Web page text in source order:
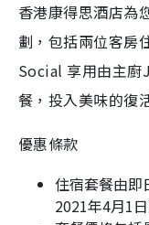
香港康得思酒店為
劃，包括兩位客房
Social 享用由主廚
餐，投入美味的復
優惠條款
住宿套餐由即
2021年4月1